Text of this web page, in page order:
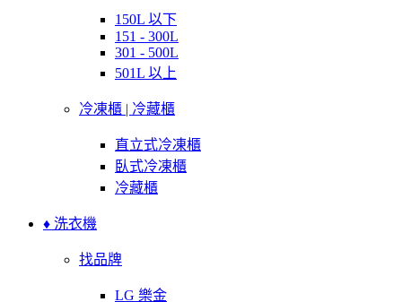
150L 以下
151 - 300L
301 - 500L
501L 以上
冷凍櫃 | 冷藏櫃
直立式冷凍櫃
臥式冷凍櫃
冷藏櫃
♦ 洗衣機
找品牌
LG 樂金